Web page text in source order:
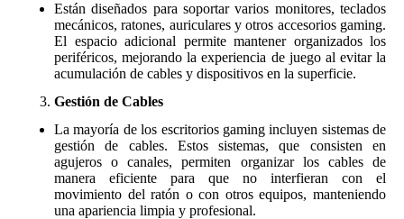
Están diseñados para soportar varios monitores, teclados
mecánicos, ratones, auriculares y otros accesorios gaming.
El espacio adicional permite mantener organizados los
periféricos, mejorando la experiencia de juego al evitar la
acumulación de cables y dispositivos en la superficie.
Gestión de Cables
La mayoría de los escritorios gaming incluyen sistemas de
gestión de cables. Estos sistemas, que consisten en
agujeros o canales, permiten organizar los cables de
manera eficiente para que no interfieran con el
movimiento del ratón o con otros equipos, manteniendo
una apariencia limpia y profesional.